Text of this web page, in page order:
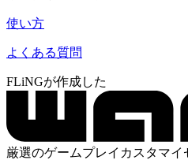
使い方
よくある質問
FLiNGが作成した
厳選のゲームプレイカスタマイ